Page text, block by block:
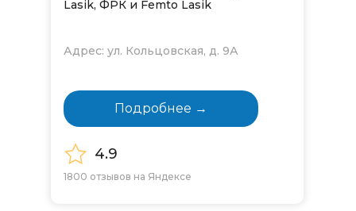
Lasik, ФРК и Femto Lasik
Подробнее →
Адрес: ул. Кольцовская, д. 9А
4.9
1800 отзывов на Яндексе